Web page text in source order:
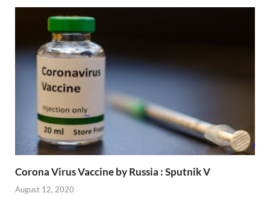
Corona Virus Vaccine by Russia : Sputnik V
August 12, 2020